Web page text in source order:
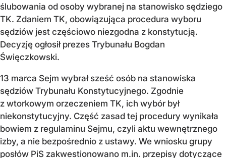
ślubowania od osoby wybranej na stanowisko sędziego
TK. Zdaniem TK, obowiązująca procedura wyboru
sędziów jest częściowo niezgodna z konstytucją.
Decyzję ogłosił prezes Trybunału Bogdan
Święczkowski.
13 marca Sejm wybrał sześć osób na stanowiska
sędziów Trybunału Konstytucyjnego. Zgodnie
z wtorkowym orzeczeniem TK, ich wybór był
niekonstytucyjny. Część zasad tej procedury wynikała
bowiem z regulaminu Sejmu, czyli aktu wewnętrznego
izby, a nie bezpośrednio z ustawy. We wniosku grupy
posłów PiS zakwestionowano m.in. przepisy dotyczące